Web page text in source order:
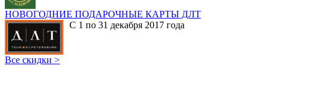
НОВОГОДНИЕ ПОДАРОЧНЫЕ КАРТЫ ДЛТ
С 1 по 31 декабря 2017 года
Все скидки >